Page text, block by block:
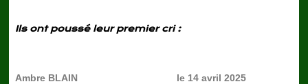
Ils ont poussé leur premier cri :
Ambre BLAIN le 14 avril 2025